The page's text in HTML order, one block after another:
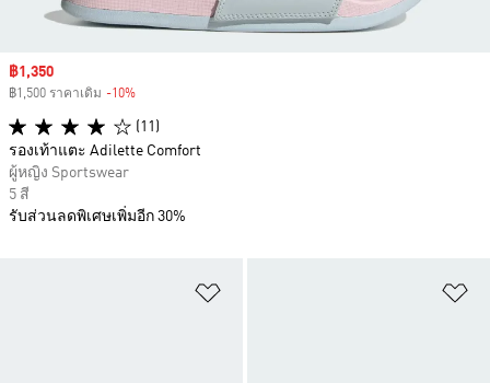
Sale price
฿1,350
฿1,500 ราคาเดิม -10%
(11)
รองเท้าแตะ Adilette Comfort
ผู้หญิง Sportswear
5 สี
รับส่วนลดพิเศษเพิ่มอีก 30%